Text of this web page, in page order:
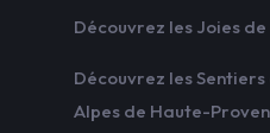
Découvrez les Joies
Découvrez les
Alpes de Haute-